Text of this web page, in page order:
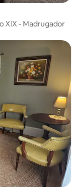
XIX - Madrugador